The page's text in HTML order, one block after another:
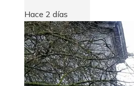
Hace 2 días